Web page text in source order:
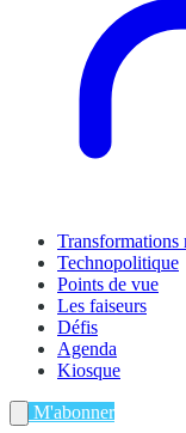
Transformations
Technopolitique
Points de vue
Les faiseurs
Défis
Agenda
Kiosque
M'abonner